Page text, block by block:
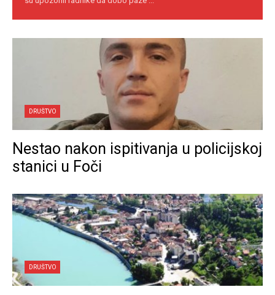
DRUŠTVO
Nestao nakon ispitivanja u policijskoj
stanici u Foči
DRUŠTVO